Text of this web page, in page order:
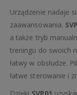
Urządzenie nadaje
zaawansowania.
a także tryb
treningu do swoich
łatwy w obsłudze.
łatwe sterowanie i